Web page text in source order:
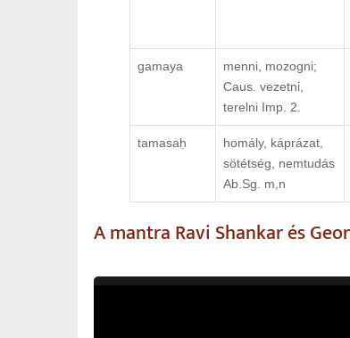
gamaya
menni, mozogni;
Caus. vezetni,
terelni Imp. 2.
tamasaḥ
homály, káprázat,
sötétség, nemtudás
Ab.Sg. m,n
A mantra Ravi Shankar és
Video